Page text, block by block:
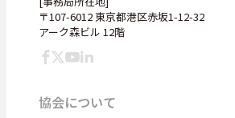
〒107-6012 東京都港区赤坂1-12-32
アーク森ビル 12階
協会について